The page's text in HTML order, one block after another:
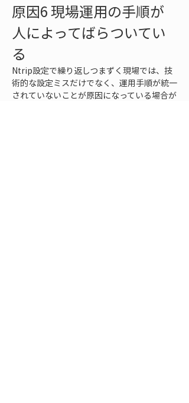
原因6 現場運用の手順が
人によってばらついてい
る
Ntrip設定で繰り返しつまずく現場では、技
術的な設定ミスだけでなく、運用手順が統一
されていないことが原因になっている場合が